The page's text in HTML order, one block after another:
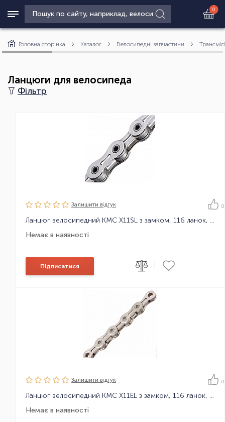
0
Головна сторінка Каталог Велосипедні запчастини
Ланцюги для велосипеда
Фільтр
Залишити вiдгук 0
Ланцюг велосипедний KMC X11SL з замком, 116 ланок, 11 зірок
Немає в наявності
Підписатися
Залишити вiдгук 0
Ланцюг велосипедний KMC X11EL з замком, 116 ланок, 11 зірок
Немає в наявності